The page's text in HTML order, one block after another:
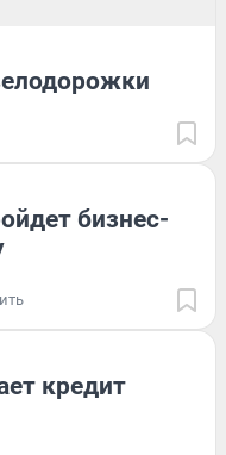
бизнес-
кредит